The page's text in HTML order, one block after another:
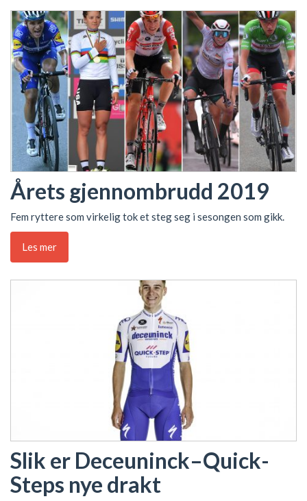
Årets gjennombrudd 2019
Fem ryttere som virkelig tok et steg seg i sesongen som gikk.
Les mer
Slik er Deceuninck–Quick-
Steps nye drakt